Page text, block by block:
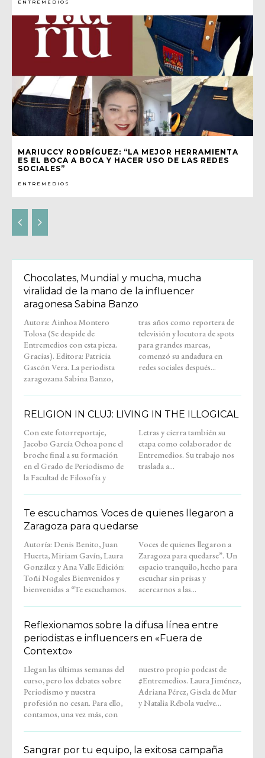
ENTREMEDIOS
MARIUCCY RODRÍGUEZ: “LA MEJOR HERRAMIENTA
ES EL BOCA A BOCA Y HACER USO DE LAS REDES
SOCIALES”
ENTREMEDIOS
Chocolates, Mundial y mucha, mucha
viralidad de la mano de la influencer
aragonesa Sabina Banzo
Autora: Ainhoa Montero
Tolosa (Se despide de
Entremedios con esta pieza.
Gracias). Editora: Patricia
Gascón Vera. La periodista
zaragozana Sabina Banzo,
tras años como reportera de
televisión y locutora de spots
para grandes marcas,
comenzó su andadura en
redes sociales después...
RELIGION IN CLUJ: LIVING IN THE ILLOGICAL
Con este fotorreportaje,
Jacobo García Ochoa pone el
broche final a su formación
en el Grado de Periodismo de
la Facultad de Filosofía y
Letras y cierra también su
etapa como colaborador de
Entremedios. Su trabajo nos
traslada a...
Te escuchamos. Voces de quienes llegaron a
Zaragoza para quedarse
Autoría: Denis Benito, Juan
Huerta, Miriam Gavín, Laura
González y Ana Valle Edición:
Toñi Nogales Bienvenidos y
bienvenidas a “Te escuchamos.
Voces de quienes llegaron a
Zaragoza para quedarse”. Un
espacio tranquilo, hecho para
escuchar sin prisas y
acercarnos a las...
Reflexionamos sobre la difusa línea entre
periodistas e influencers en «Fuera de
Contexto»
Llegan las últimas semanas del
curso, pero los debates sobre
Periodismo y nuestra
profesión no cesan. Para ello,
contamos, una vez más, con
nuestro propio podcast de
#Entremedios. Laura Jiménez,
Adriana Pérez, Gisela de Mur
y Natalia Rébola vuelve...
Sangrar por tu equipo, la exitosa campaña